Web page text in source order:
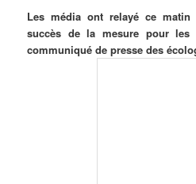
Les média ont relayé ce
succès de la mesure pour les
communiqué de presse des